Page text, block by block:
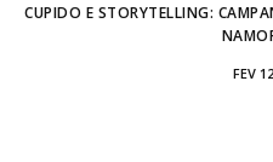
CUPIDO E STORYTELLING:
FEV